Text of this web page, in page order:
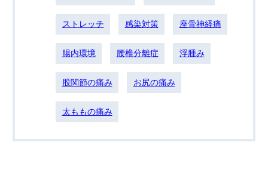
ストレッチ 感染対策 座骨神経痛
腸内環境 腰椎分離症 浮腫み
股関節の痛み お尻の痛み
太ももの痛み